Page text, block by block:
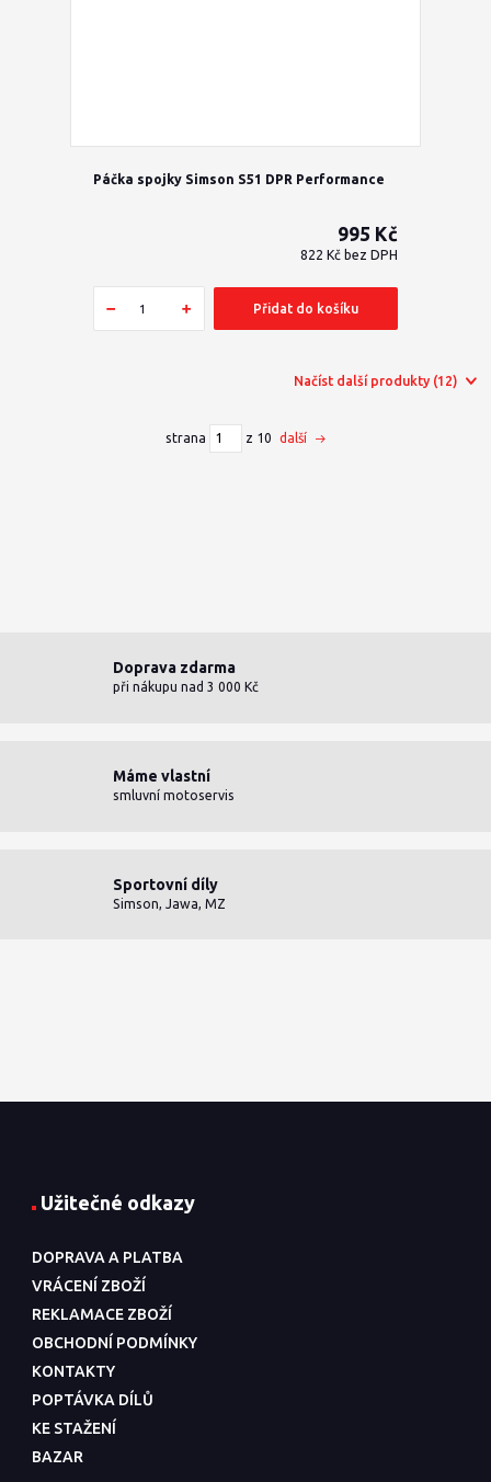
Páčka spojky Simson S51 DPR Performance
995 Kč
822 Kč bez DPH
Přidat do košíku
Načíst další produkty (12)
strana z 10 další
Doprava zdarma
při nákupu nad 3 000 Kč
Máme vlastní
smluvní motoservis
Sportovní díly
Simson, Jawa, MZ
Užitečné odkazy
DOPRAVA A PLATBA
VRÁCENÍ ZBOŽÍ
REKLAMACE ZBOŽÍ
OBCHODNÍ PODMÍNKY
KONTAKTY
POPTÁVKA DÍLŮ
KE STAŽENÍ
BAZAR